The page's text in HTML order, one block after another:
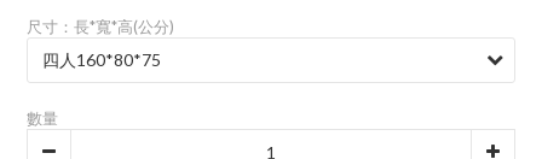
尺寸：長*寬*高(公分)
數量